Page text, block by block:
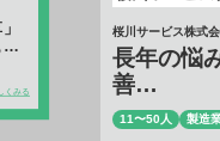
くみる
エルソフト株式会社